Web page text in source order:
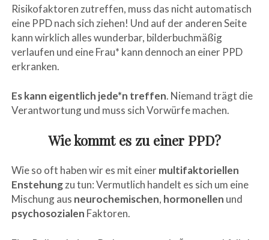
Risikofaktoren zutreffen, muss das nicht automatisch
eine PPD nach sich ziehen! Und auf der anderen Seite
kann wirklich alles wunderbar, bilderbuchmäßig
verlaufen und eine Frau* kann dennoch an einer PPD
erkranken.
Es kann eigentlich jede*n treffen. Niemand trägt die
Verantwortung und muss sich Vorwürfe machen.
Wie kommt es zu einer PPD?
Wie so oft haben wir es mit einermultifaktoriellen
Enstehungzu tun: Vermutlich handelt es sich um eine
Mischung aus neurochemischen, hormonellen und
psychosozialen Faktoren.